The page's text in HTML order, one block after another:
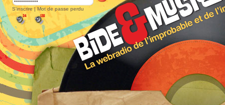
S'inscrire | Mot de passe perdu